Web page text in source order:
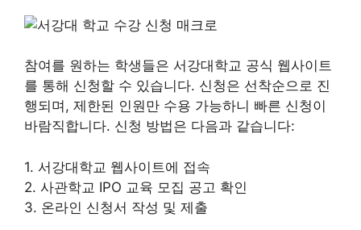
참여를 원하는 학생들은 서강대학교 공식 웹사이트
를 통해 신청할 수 있습니다. 신청은 선착순으로 진
행되며, 제한된 인원만 수용 가능하니 빠른 신청이
바람직합니다. 신청 방법은 다음과 같습니다:
1. 서강대학교 웹사이트에 접속
2. 사관학교 IPO 교육 모집 공고 확인
3. 온라인 신청서 작성 및 제출